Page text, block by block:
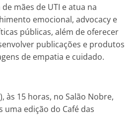
mães de UTI e atua na
emocional, advocacy e
públicas, além de oferecer
publicações e produtos
de empatia e cuidado.
às 15 horas, no Salão Nobre,
uma edição do Café das